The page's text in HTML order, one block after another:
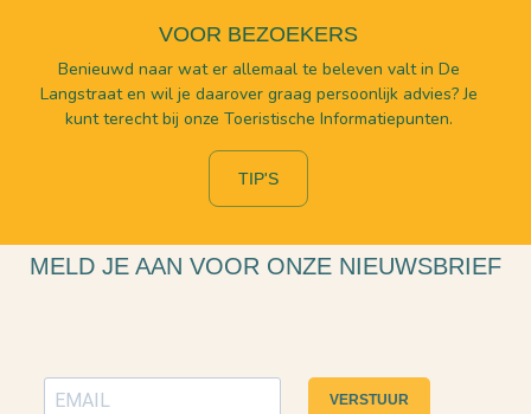
VOOR BEZOEKERS
Benieuwd naar wat er allemaal te beleven valt in De
Langstraat en wil je daarover graag persoonlijk advies? Je
kunt terecht bij onze Toeristische Informatiepunten.
TIP'S
MELD JE AAN VOOR ONZE NIEUWSBRIEF
VERSTUUR